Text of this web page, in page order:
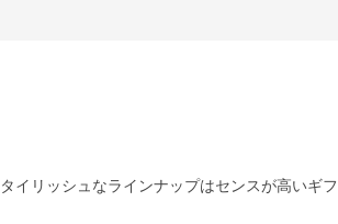
リッシュなラインナップはセンスが高いギフ